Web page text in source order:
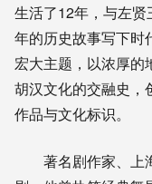
生活了12年，与左
年的历史故事写下时
宏大主题，以浓厚的
胡汉文化的交融史，
作品与文化标识。
著名剧作家、上